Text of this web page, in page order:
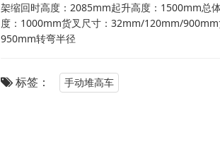
架缩回时高度：2085mm起升高度：1500mm总
度：1000mm货叉尺寸：32mm/120mm/
950mm转弯半径
标签： 手动堆高车